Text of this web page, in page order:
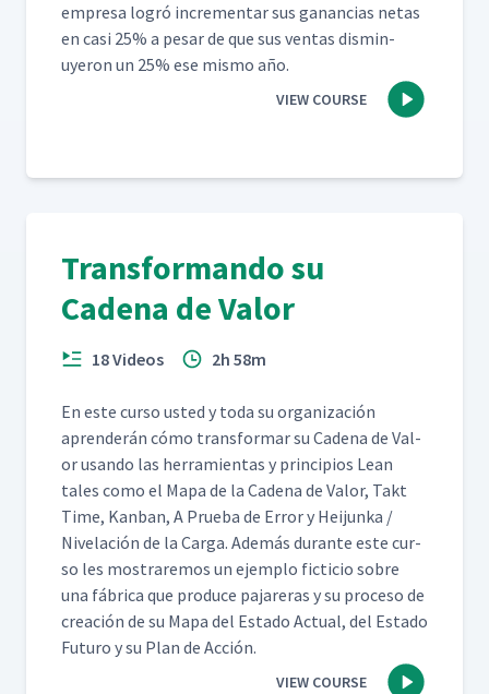
empre­sa logró incre­men­tar sus ganan­cias netas
en casi 25% a pesar de que sus ven­tas dis­min­
uyeron un 25% ese mis­mo año.
VIEW COURSE
Transformando su
Cadena de Valor
18 Videos 2h 58m
En este cur­so ust­ed y toda su orga­ni­zación
apren­derán cómo trans­for­mar su Cade­na de Val­
or usan­do las her­ramien­tas y prin­ci­p­ios Lean
tales como el Mapa de la Cade­na de Val­or, Takt
Time, Kan­ban, A Prue­ba de Error y Hei­jun­ka /
Nivelación de la Car­ga. Además durante este cur­
so les mostraremos un ejem­p­lo fic­ti­cio sobre
una fábri­ca que pro­duce pajar­eras y su pro­ce­so de
creación de su Mapa del Esta­do Actu­al, del Esta­do
Futuro y su Plan de Acción.
VIEW COURSE